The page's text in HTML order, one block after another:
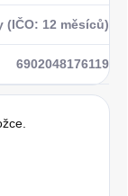
(IČO: 12 měsíců)
6902048176119